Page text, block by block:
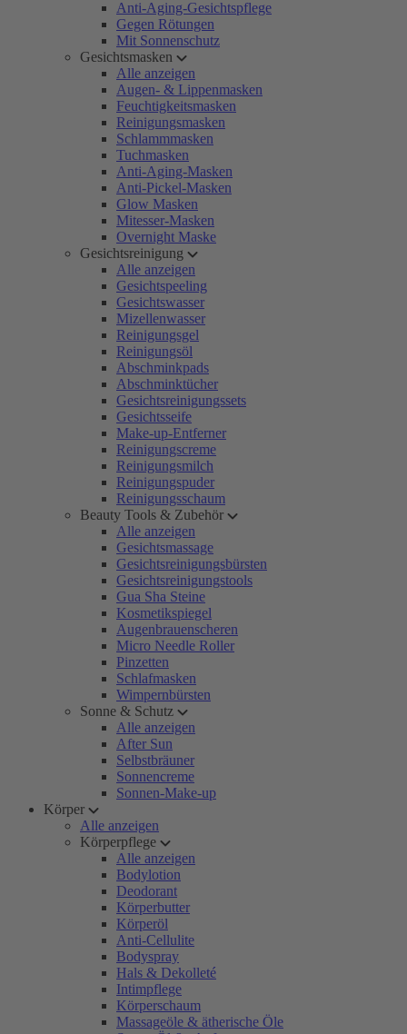
Anti-Aging-Gesichtspflege
Gegen Rötungen
Mit Sonnenschutz
Gesichtsmasken
Alle anzeigen
Augen- & Lippenmasken
Feuchtigkeitsmasken
Reinigungsmasken
Schlammmasken
Tuchmasken
Anti-Aging-Masken
Anti-Pickel-Masken
Glow Masken
Mitesser-Masken
Overnight Maske
Gesichtsreinigung
Alle anzeigen
Gesichtspeeling
Gesichtswasser
Mizellenwasser
Reinigungsgel
Reinigungsöl
Abschminkpads
Abschminktücher
Gesichtsreinigungssets
Gesichtsseife
Make-up-Entferner
Reinigungscreme
Reinigungsmilch
Reinigungspuder
Reinigungsschaum
Beauty Tools & Zubehör
Alle anzeigen
Gesichtsmassage
Gesichtsreinigungsbürsten
Gesichtsreinigungstools
Gua Sha Steine
Kosmetikspiegel
Augenbrauenscheren
Micro Needle Roller
Pinzetten
Schlafmasken
Wimpernbürsten
Sonne & Schutz
Alle anzeigen
After Sun
Selbstbräuner
Sonnencreme
Sonnen-Make-up
Körper
Alle anzeigen
Körperpflege
Alle anzeigen
Bodylotion
Deodorant
Körperbutter
Körperöl
Anti-Cellulite
Bodyspray
Hals & Dekolleté
Intimpflege
Körperschaum
Massageöle & ätherische Öle